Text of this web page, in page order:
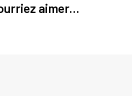
aimer...